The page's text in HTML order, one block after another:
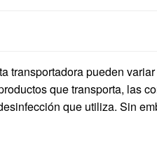
transportadora pueden
que transporta, las
que utiliza. Sin